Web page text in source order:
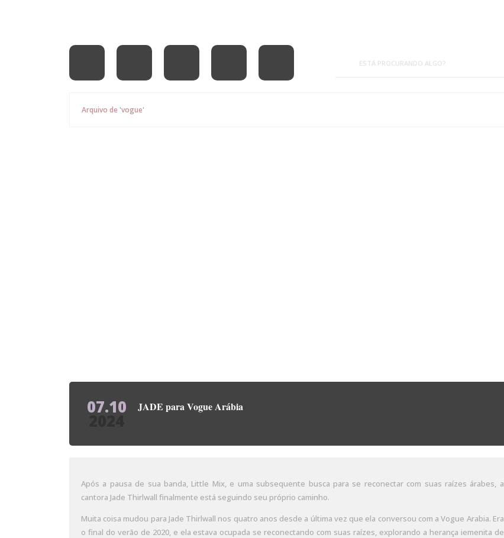
Arquivo de 'vogue'
07.10 JADE para Vogue Arábia
Após a pausa de sua banda, Little Mix, e uma subsequente busca para se reconectar com suas raízes árabes, a
cantora Jade Thirlwall finalmente está seguindo seu próprio caminho.
Muita coisa mudou para Jade Thirlwall nos quatro anos desde a última vez que ela conversou com a Vogue Arabia. Era
o final do verão de 2020, e ela estava ocupada se reconectando com suas raízes, explorando a herança iemenita de